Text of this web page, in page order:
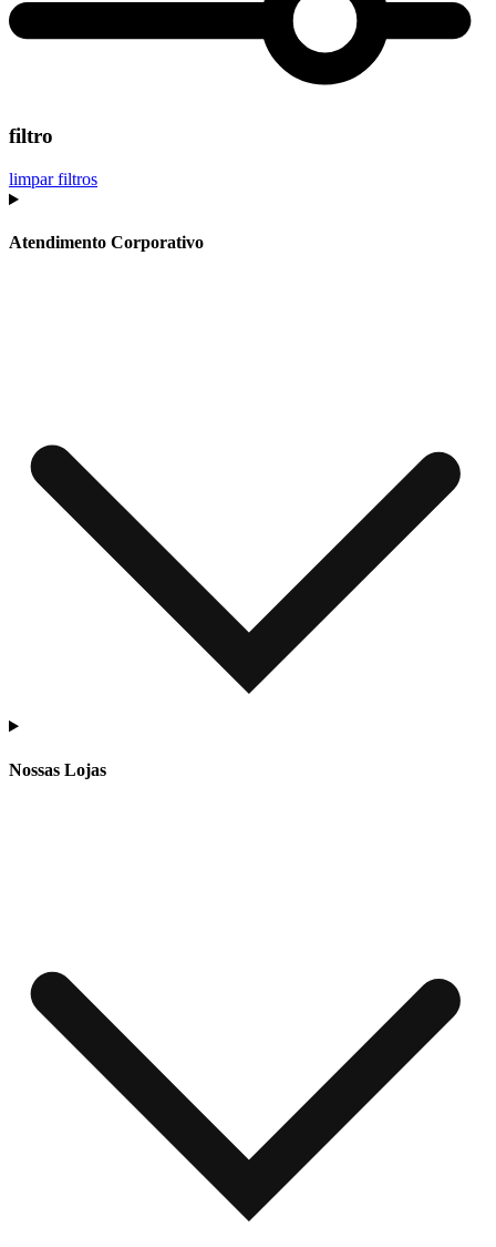
filtro
limpar filtros
Atendimento Corporativo
Nossas Lojas